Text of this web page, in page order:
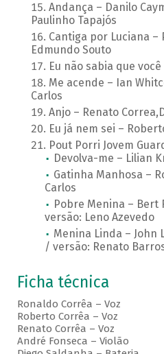
Andança – Danilo
Paulinho Tapajós
Cantiga por Luciana –
Edmundo Souto
Eu não sabia que
Me acende – Ian
Carlos
Anjo – Renato
Eu já nem sei –
Pout Porri Jovem
Devolva-me – Lilian
Gatinha Manhosa –
Carlos
Pobre Menina – Bert
versão: Leno Azevedo
Menina Linda – John
/ versão: Renato
Ficha técnica
Ronaldo Corrêa – Voz
Roberto Corrêa – Voz
Renato Corrêa – Voz
André Fonseca – Violão